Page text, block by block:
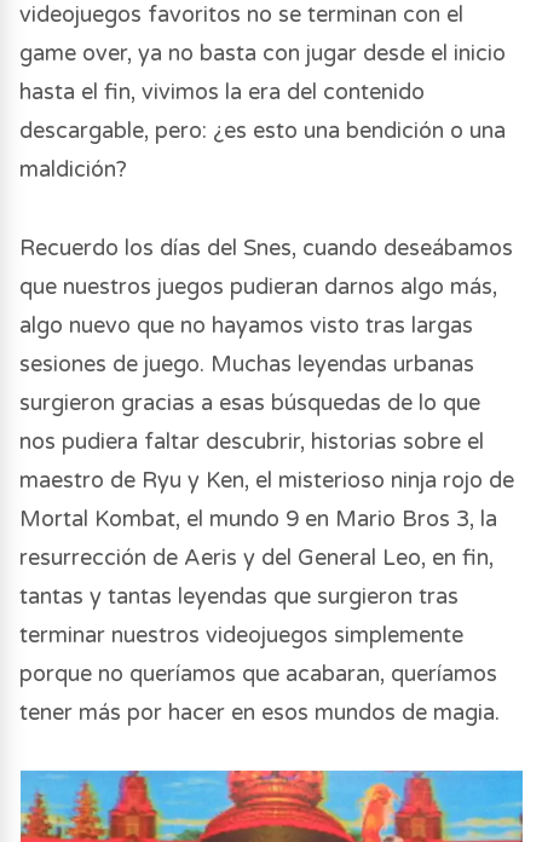
videojuegos favoritos no se terminan con el
game over, ya no basta con jugar desde el inicio
hasta el fin, vivimos la era del contenido
descargable, pero: ¿es esto una bendición o una
maldición?
Recuerdo los días del Snes, cuando deseábamos
que nuestros juegos pudieran darnos algo más,
algo nuevo que no hayamos visto tras largas
sesiones de juego. Muchas leyendas urbanas
surgieron gracias a esas búsquedas de lo que
nos pudiera faltar descubrir, historias sobre el
maestro de Ryu y Ken, el misterioso ninja rojo de
Mortal Kombat, el mundo 9 en Mario Bros 3, la
resurrección de Aeris y del General Leo, en fin,
tantas y tantas leyendas que surgieron tras
terminar nuestros videojuegos simplemente
porque no queríamos que acabaran, queríamos
tener más por hacer en esos mundos de magia.